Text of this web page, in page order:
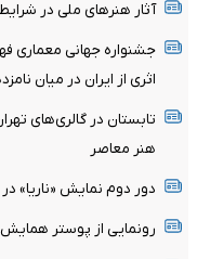
آثار هنرهای ملی در
اثری از ایران در میان
تابستان در گالری‌های
هنر معاصر
دور دوم نمایش «ناریا» در
رونمایی از پوستر